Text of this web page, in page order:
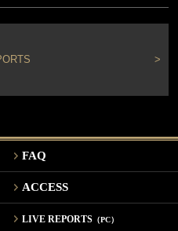
>
FAQ
ACCESS
LIVE REPORTS （PC）